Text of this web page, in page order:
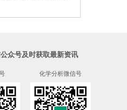
众号及时获取最新资讯
化学分析微信号